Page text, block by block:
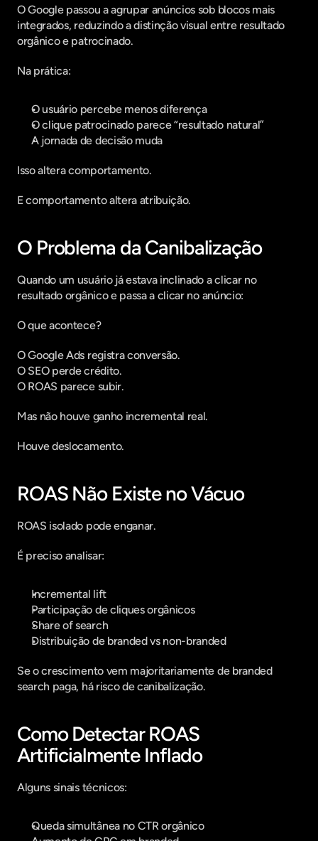
O Google passou a agrupar anúncios sob blocos mais
integrados, reduzindo a distinção visual entre resultado
orgânico e patrocinado.
Na prática:
O usuário percebe menos diferença
O clique patrocinado parece “resultado natural”
A jornada de decisão muda
Isso altera comportamento.
E comportamento altera atribuição.
O Problema da Canibalização
Quando um usuário já estava inclinado a clicar no
resultado orgânico e passa a clicar no anúncio:
O que acontece?
O Google Ads registra conversão.
O SEO perde crédito.
O ROAS parece subir.
Mas não houve ganho incremental real.
Houve deslocamento.
ROAS Não Existe no Vácuo
ROAS isolado pode enganar.
É preciso analisar:
Incremental lift
Participação de cliques orgânicos
Share of search
Distribuição de branded vs non-branded
Se o crescimento vem majoritariamente de branded
search paga, há risco de canibalização.
Como Detectar ROAS
Artificialmente Inflado
Alguns sinais técnicos:
Queda simultânea no CTR orgânico